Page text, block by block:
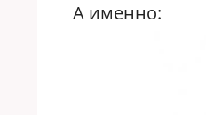
А именно: